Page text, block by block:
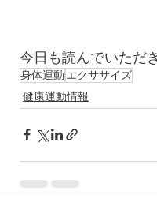
今日も読んでいただ
身体運動 エクササイズ
健康運動情報